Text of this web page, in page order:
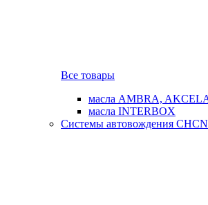
Все товары
масла AMBRA,
масла INTERBOX
Системы автовождения